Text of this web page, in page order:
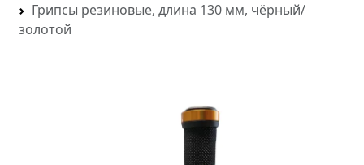
Грипсы резиновые, длина 130 мм, чёрный/
золотой